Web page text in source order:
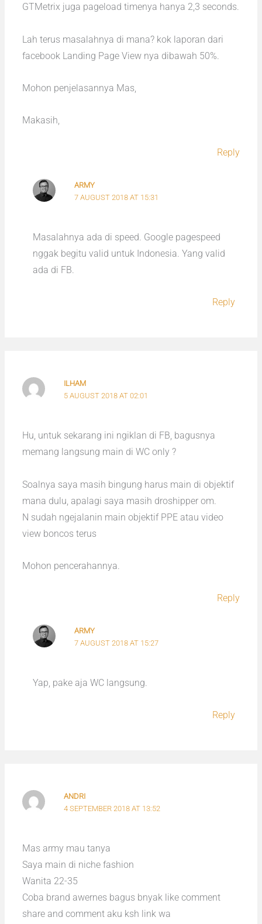
GTMetrix juga pageload timenya hanya 2,3 seconds.
Lah terus masalahnya di mana? kok laporan dari
facebook Landing Page View nya dibawah 50%.
Mohon penjelasannya Mas,
Makasih,
Reply
ARMY
7 AUGUST 2018 AT 15:31
Masalahnya ada di speed. Google pagespeed
nggak begitu valid untuk Indonesia. Yang valid
ada di FB.
Reply
ILHAM
5 AUGUST 2018 AT 02:01
Hu, untuk sekarang ini ngiklan di FB, bagusnya
memang langsung main di WC only ?
Soalnya saya masih bingung harus main di objektif
mana dulu, apalagi saya masih droshipper om.
N sudah ngejalanin main objektif PPE atau video
view boncos terus
Mohon pencerahannya.
Reply
ARMY
7 AUGUST 2018 AT 15:27
Yap, pake aja WC langsung.
Reply
ANDRI
4 SEPTEMBER 2018 AT 13:52
Mas army mau tanya
Saya main di niche fashion
Wanita 22-35
Coba brand awernes bagus bnyak like comment
share and comment aku ksh link wa